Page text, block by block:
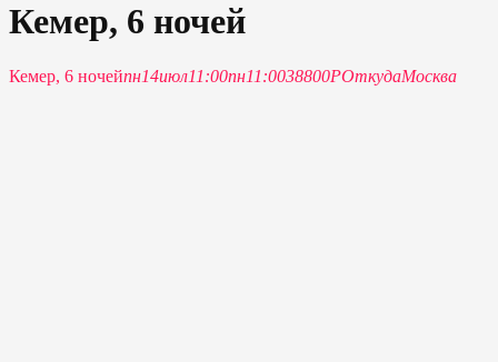
Кемер, 6 ночей
Кемер, 6 ночейпн14июл11:00пн11:0038800PОткудаМосква